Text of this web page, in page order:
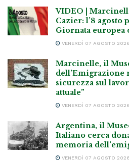
VIDEO |
Cazier: l’8 agosto
Giornata
VENERDÌ 07 AGOSTO 2026
Marcinelle, il
dell’Emigrazione
sicurezza sul
attuale”
VENERDÌ 07 AGOSTO 2026
Argentina, il
Italiano cerca
memoria
VENERDÌ 07 AGOSTO 2026